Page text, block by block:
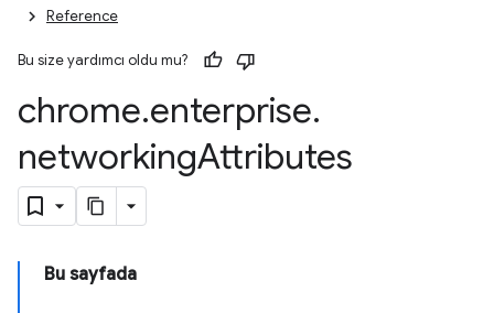
Reference
Bu size yardımcı oldu mu?
chrome.enterprise.
networkingAttributes
Bu sayfada